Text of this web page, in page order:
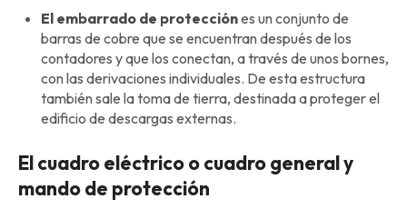
El embarrado de protecciónes un conjunto de
barras de cobre que se encuentran después de los
contadores y que los conectan, a través de unos bornes,
con las derivaciones individuales. De esta estructura
también sale la toma de tierra, destinada a proteger el
edificio de descargas externas.
El cuadro eléctrico o cuadro general y
mando de protección